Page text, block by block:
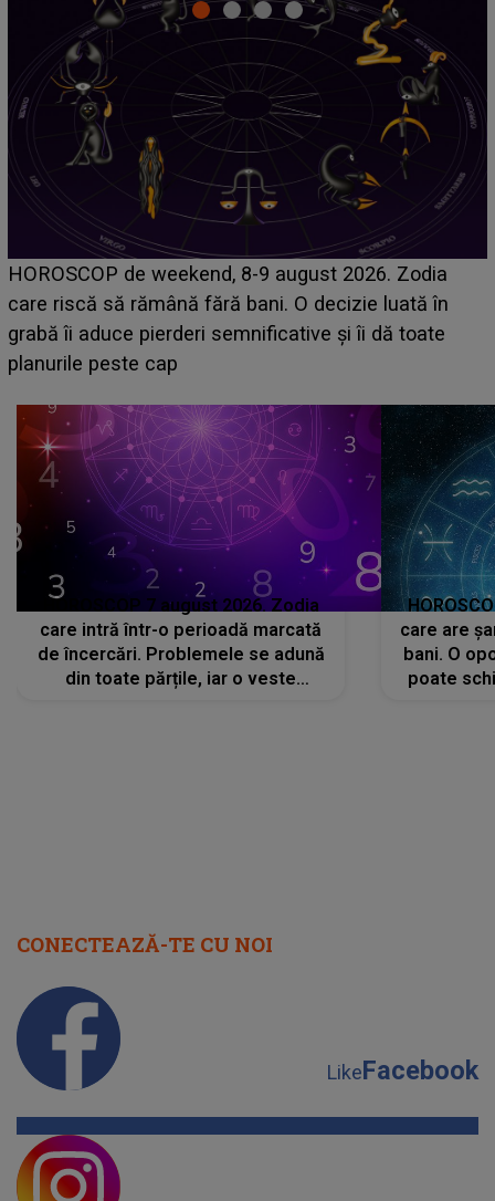
Emanuel a ținut ACEST DETALIU ASCUNS până
acum! În fața Alexandrei, concurentul din Casa Iubirii
face o MĂRTURISIRE NEAȘTEPTATĂ despre mama
sa: "I-am spus și ei în față, eu nu te iubesc pentru
HOROSCOP 7 august 2026. Zodia
care intră într-o perioadă marcată
de încercări. Problemele se adună
din toate părțile, iar o veste
care are
bani. O
poate
CONECTEAZĂ-TE CU NOI
LikeFacebook